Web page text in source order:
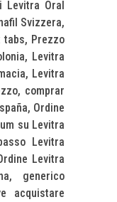
Levitra Oral
Svizzera,
Prezzo
Levitra
Levitra
comprar
Ordine
su Levitra
Levitra
Levitra
generico
acquistare